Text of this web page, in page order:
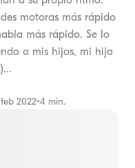
motoras más rápido
más rápido. Se lo
a mis hijos, mi hija
feb 2022•4 min.